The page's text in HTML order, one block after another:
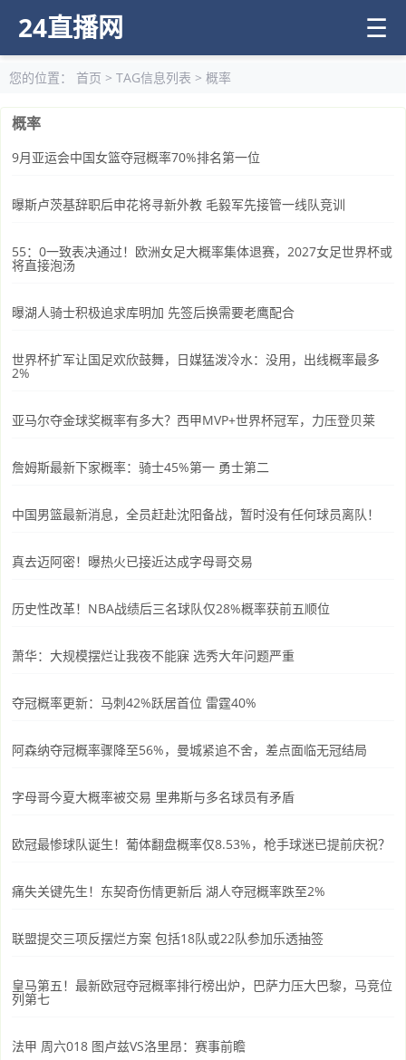
24直播网 ☰
您的位置： 首页 > TAG信息列表 > 概率
概率
9月亚运会中国女篮夺冠概率70%排名第一位
曝斯卢茨基辞职后申花将寻新外教 毛毅军先接管一线队竞训
55：0一致表决通过！欧洲女足大概率集体退赛，2027女足世界杯或
将直接泡汤
曝湖人骑士积极追求库明加 先签后换需要老鹰配合
世界杯扩军让国足欢欣鼓舞，日媒猛泼冷水：没用，出线概率最多
2%
亚马尔夺金球奖概率有多大？西甲MVP+世界杯冠军，力压登贝莱
詹姆斯最新下家概率：骑士45%第一 勇士第二
中国男篮最新消息，全员赶赴沈阳备战，暂时没有任何球员离队！
真去迈阿密！曝热火已接近达成字母哥交易
历史性改革！NBA战绩后三名球队仅28%概率获前五顺位
萧华：大规模摆烂让我夜不能寐 选秀大年问题严重
夺冠概率更新：马刺42%跃居首位 雷霆40%
阿森纳夺冠概率骤降至56%，曼城紧追不舍，差点面临无冠结局
字母哥今夏大概率被交易 里弗斯与多名球员有矛盾
欧冠最惨球队诞生！葡体翻盘概率仅8.53%，枪手球迷已提前庆祝？
痛失关键先生！东契奇伤情更新后 湖人夺冠概率跌至2%
联盟提交三项反摆烂方案 包括18队或22队参加乐透抽签
皇马第五！最新欧冠夺冠概率排行榜出炉，巴萨力压大巴黎，马竞位
列第七
法甲 周六018 图卢兹VS洛里昂：赛事前瞻